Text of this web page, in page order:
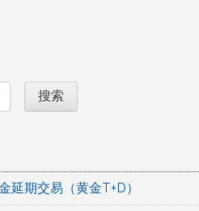
搜索
延期交易（黄金T+D）